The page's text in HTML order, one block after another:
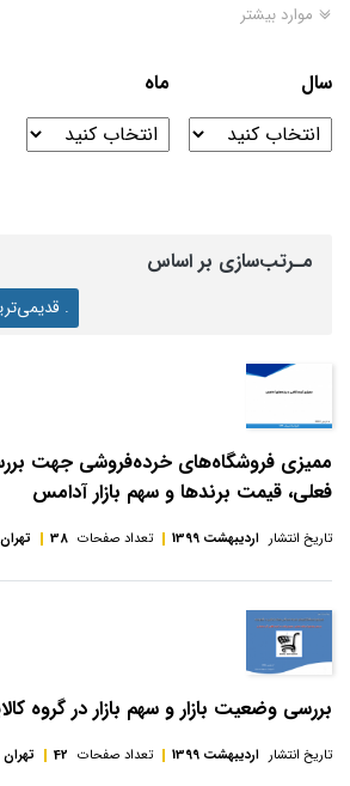
موارد بیشتر
سال ماه
مـرتب‌سازی بر اساس
.
ممیزی فروشگاه‌های خرده‌فروشی جهت
فعلی، قیمت برندها و سهم بازار آدامس
تاریخ انتشار اردیبهشت 1399 تعداد صفحات 38 تهران
بررسی وضعیت بازار و سهم بازار در گروه
تاریخ انتشار اردیبهشت 1399 تعداد صفحات 42 تهران